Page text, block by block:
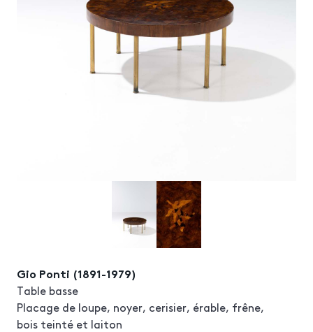
Gio Ponti (1891-1979)
Table basse
Placage de loupe, noyer, cerisier, érable, frêne,
bois teinté et laiton